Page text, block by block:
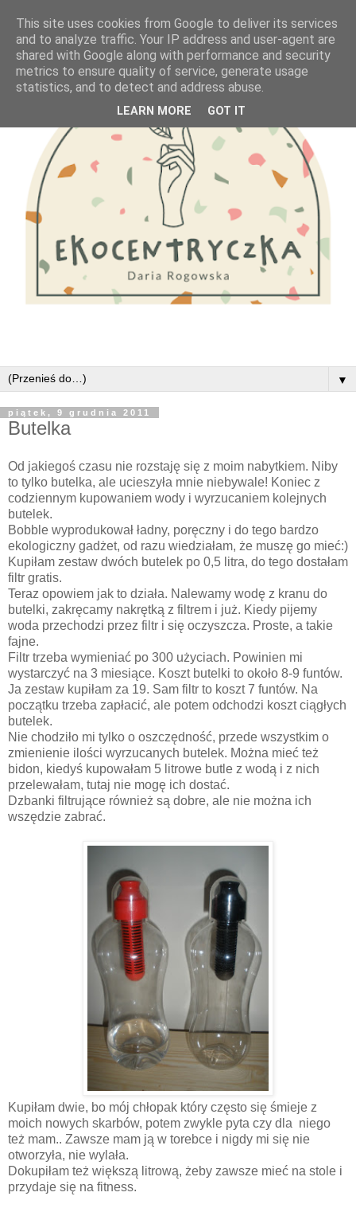
▼
piątek, 9 grudnia 2011
Butelka
Od jakiegoś czasu nie rozstaję się z moim nabytkiem. Niby
to tylko butelka, ale ucieszyła mnie niebywale! Koniec z
codziennym kupowaniem wody i wyrzucaniem kolejnych
butelek.
Bobble wyprodukował ładny, poręczny i do tego bardzo
ekologiczny gadżet, od razu wiedziałam, że muszę go mieć:)
Kupiłam zestaw dwóch butelek po 0,5 litra, do tego dostałam
filtr gratis.
Teraz opowiem jak to działa. Nalewamy wodę z kranu do
butelki, zakręcamy nakrętką z filtrem i już. Kiedy pijemy
woda przechodzi przez filtr i się oczyszcza. Proste, a takie
fajne.
Filtr trzeba wymieniać po 300 użyciach. Powinien mi
wystarczyć na 3 miesiące. Koszt butelki to około 8-9 funtów.
Ja zestaw kupiłam za 19. Sam filtr to koszt 7 funtów. Na
początku trzeba zapłacić, ale potem odchodzi koszt ciągłych
butelek.
Nie chodziło mi tylko o oszczędność, przede wszystkim o
zmienienie ilości wyrzucanych butelek. Można mieć też
bidon, kiedyś kupowałam 5 litrowe butle z wodą i z nich
przelewałam, tutaj nie mogę ich dostać.
Dzbanki filtrujące również są dobre, ale nie można ich
wszędzie zabrać.
Kupiłam dwie, bo mój chłopak który często się śmieje z
moich nowych skarbów, potem zwykle pyta czy dla niego
też mam.. Zawsze mam ją w torebce i nigdy mi się nie
otworzyła, nie wylała.
Dokupiłam też większą litrową, żeby zawsze mieć na stole i
przydaje się na fitness.
This site uses cookies from Google to deliver its services
and to analyze traffic. Your IP address and user-agent are
shared with Google along with performance and security
metrics to ensure quality of service, generate usage
statistics, and to detect and address abuse.
LEARN MORE GOT IT